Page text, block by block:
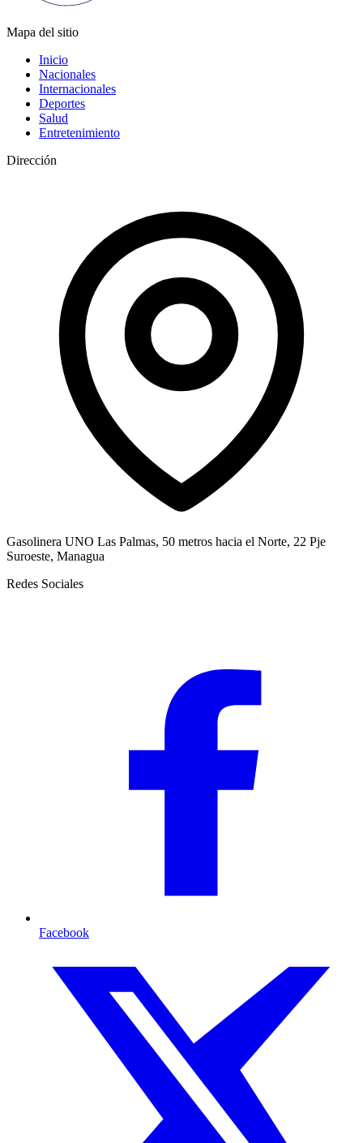
Mapa del sitio
Inicio
Nacionales
Internacionales
Deportes
Salud
Entretenimiento
Dirección
Gasolinera UNO Las Palmas, 50 metros hacia el Norte, 22 Pje
Suroeste, Managua
Redes Sociales
Facebook